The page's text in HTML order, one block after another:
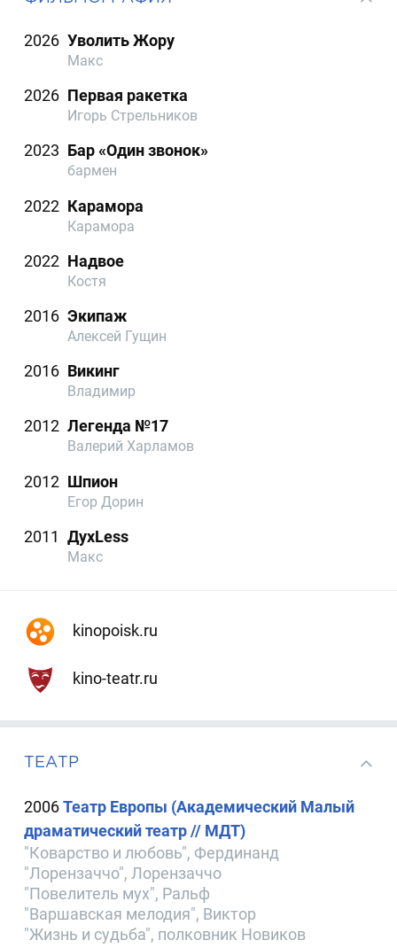
2026 Уволить Жору
Макс
2026 Первая ракетка
Игорь Стрельников
2023 Бар «Один звонок»
бармен
2022 Карамора
Карамора
2022 Надвое
Костя
2016 Экипаж
Алексей Гущин
2016 Викинг
Владимир
2012 Легенда №17
Валерий Харламов
2012 Шпион
Егор Дорин
2011 ДухLess
Макс
kinopoisk.ru
kino-teatr.ru
ТЕАТР
2006Театр Европы (Академический Малый
драматический театр // МДТ)
"Коварство и любовь", Фердинанд
"Лорензаччо", Лорензаччо
"Повелитель мух", Ральф
"Варшавская мелодия", Виктор
"Жизнь и судьба", полковник Новиков